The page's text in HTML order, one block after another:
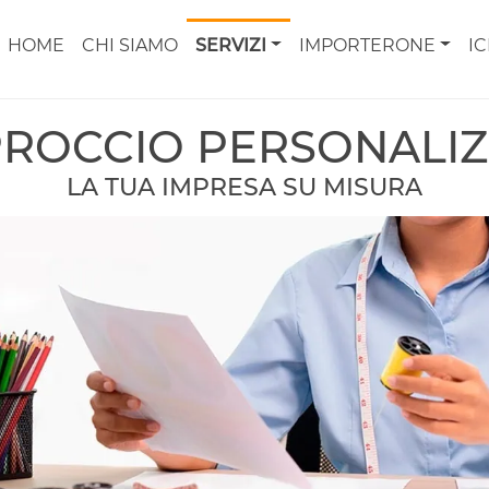
HOME CHI SIAMO SERVIZI IMPORTERONE
LA TUA IMPRESA SU MISURA